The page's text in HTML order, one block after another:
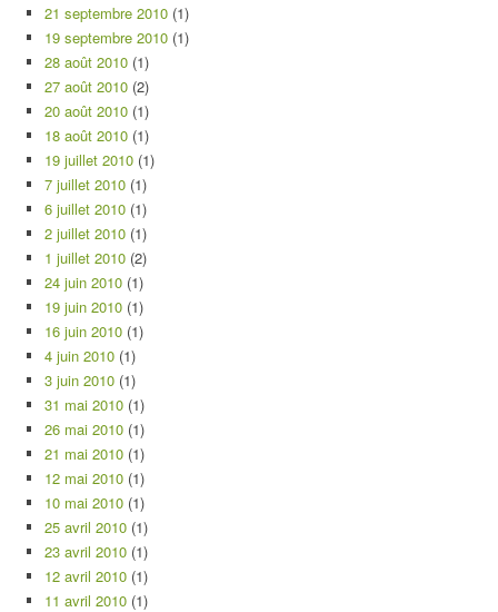
21 septembre 2010 (1)
19 septembre 2010 (1)
28 août 2010 (1)
27 août 2010 (2)
20 août 2010 (1)
18 août 2010 (1)
19 juillet 2010 (1)
7 juillet 2010 (1)
6 juillet 2010 (1)
2 juillet 2010 (1)
1 juillet 2010 (2)
24 juin 2010 (1)
19 juin 2010 (1)
16 juin 2010 (1)
4 juin 2010 (1)
3 juin 2010 (1)
31 mai 2010 (1)
26 mai 2010 (1)
21 mai 2010 (1)
12 mai 2010 (1)
10 mai 2010 (1)
25 avril 2010 (1)
23 avril 2010 (1)
12 avril 2010 (1)
11 avril 2010 (1)